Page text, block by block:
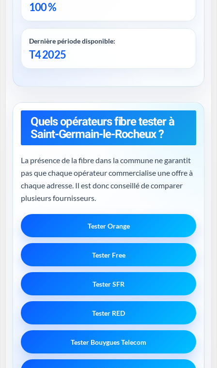
100 %
Dernière période disponible:
T4 2025
Quels opérateurs fibre tester à
Saint-Germain-le-Rocheux ?
La présence de la fibre dans la commune ne garantit
pas que chaque opérateur commercialise une offre à
chaque adresse. Il est donc conseillé de comparer
plusieurs fournisseurs.
Tester Orange
Tester Free
Tester SFR
Tester RED
Tester Bouygues Telecom